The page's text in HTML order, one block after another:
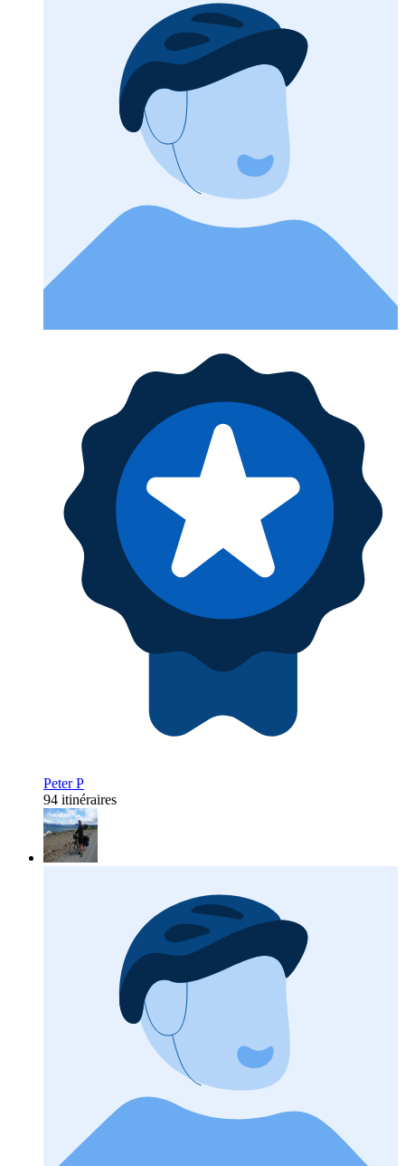
Peter P
94 itinéraires